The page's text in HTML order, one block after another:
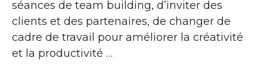
séances de team building, d’inviter des
clients et des partenaires, de changer de
cadre de travail pour améliorer la créativité
et la productivité …